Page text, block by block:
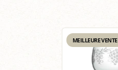
MEILLEURE VENTE